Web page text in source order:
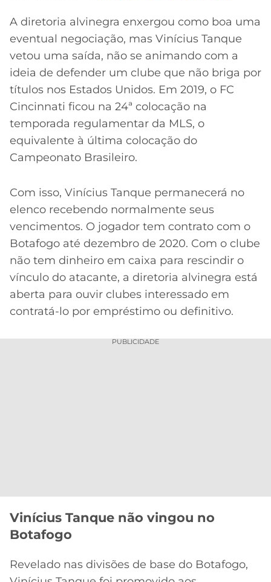
A diretoria alvinegra enxergou como boa uma
eventual negociação, mas Vinícius Tanque
vetou uma saída, não se animando com a
ideia de defender um clube que não briga por
títulos nos Estados Unidos. Em 2019, o FC
Cincinnati ficou na 24ª colocação na
temporada regulamentar da MLS, o
equivalente à última colocação do
Campeonato Brasileiro.
Com isso, Vinícius Tanque permanecerá no
elenco recebendo normalmente seus
vencimentos. O jogador tem contrato com o
Botafogo até dezembro de 2020. Com o clube
não tem dinheiro em caixa para rescindir o
vínculo do atacante, a diretoria alvinegra está
aberta para ouvir clubes interessado em
contratá-lo por empréstimo ou definitivo.
PUBLICIDADE
Vinícius Tanque não vingou no
Botafogo
Revelado nas divisões de base do Botafogo,